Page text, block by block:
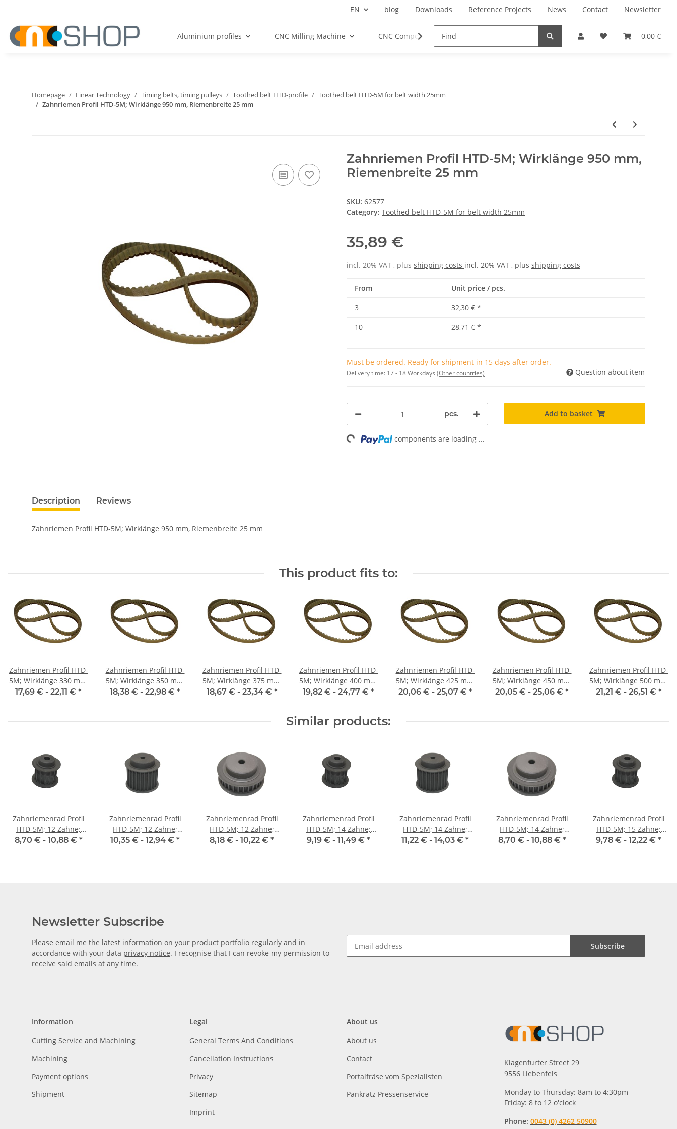
EN blog Downloads Reference Projects News Contact Newsletter
0,00 €
Aluminium profiles CNC Milling Machine CNC Components Milling Spindles Bearings
Homepage Linear Technology Timing belts, timing pulleys Toothed belt HTD-profile
Toothed belt HTD-5M for belt width 25mm
Zahnriemen Profil HTD-5M; Wirklänge 950 mm, Riemenbreite 25 mm
Zahnriemen Profil HTD-5M; Wirklänge 950 mm,
Riemenbreite 25 mm
SKU: 62577
Category: Toothed belt HTD-5M for belt width 25mm
35,89 €
incl. 20% VAT , plus shipping costs incl. 20% VAT , plus shipping costs
From Unit price / pcs.
3 32,30 € *
10
28,71 € *
Must be ordered. Ready for shipment in 15 days after order.
Delivery time: 17 - 18 Workdays (Other countries) Question about item
pcs. Add to basket
Loading... components are loading ...
Description Reviews
Zahnriemen Profil HTD-5M; Wirklänge 950 mm, Riemenbreite 25 mm
This product fits to:
Zahnriemen Profil HTD-
5M; Wirklänge 330 mm,
Riemenbreite 25 mm
17,69 € - 22,11 € *
Zahnriemen Profil HTD-
5M; Wirklänge 350 mm,
Riemenbreite 25 mm
18,38 € - 22,98 € *
Zahnriemen Profil HTD-
5M; Wirklänge 375 mm,
Riemenbreite 25 mm
18,67 € - 23,34 € *
Zahnriemen Profil HTD-
5M; Wirklänge 400 mm,
Riemenbreite 25 mm
19,82 € - 24,77 € *
Zahnriemen Profil HTD-
5M; Wirklänge 425 mm,
Riemenbreite 25 mm
20,06 € - 25,07 € *
Zahnriemen Profil HTD-
5M; Wirklänge 450 mm,
Riemenbreite 25 mm
20,05 € - 25,06 € *
Zahnriemen Profil HTD-
5M; Wirklänge 500 mm,
Riemenbreite 25 mm
21,21 € - 26,51 € *
Similar products:
Zahnriemenrad Profil
HTD-5M; 12 Zähne;
Riemenbreite 15 mm
8,70 € - 10,88 € *
Zahnriemenrad Profil
HTD-5M; 12 Zähne;
Riemenbreite 25 mm
10,35 € - 12,94 € *
Zahnriemenrad Profil
HTD-5M; 12 Zähne;
Riemenbreite 9 mm
8,18 € - 10,22 € *
Zahnriemenrad Profil
HTD-5M; 14 Zähne;
Riemenbreite 15 mm
9,19 € - 11,49 € *
Zahnriemenrad Profil
HTD-5M; 14 Zähne;
Riemenbreite 25 mm
11,22 € - 14,03 € *
Zahnriemenrad Profil
HTD-5M; 14 Zähne;
Riemenbreite 9 mm
8,70 € - 10,88 € *
Zahnriemenrad Profil
HTD-5M; 15 Zähne;
Riemenbreite 15 mm
9,78 € - 12,22 € *
Newsletter Subscribe
Please email me the latest information on your product portfolio regularly and in
accordance with your data privacy notice. I recognise that I can revoke my permission to
receive said emails at any time.
Subscribe
Information
Cutting Service and Machining
Machining
Payment options
Shipment
Legal
General Terms And Conditions
Cancellation Instructions
Privacy
Sitemap
Imprint
About us
About us
Contact
Portalfräse vom Spezialisten
Pankratz Pressenservice
Klagenfurter Street 29
9556 Liebenfels
Monday to Thursday: 8am to 4:30pm
Friday: 8 to 12 o'clock
Phone: 0043 (0) 4262 50900